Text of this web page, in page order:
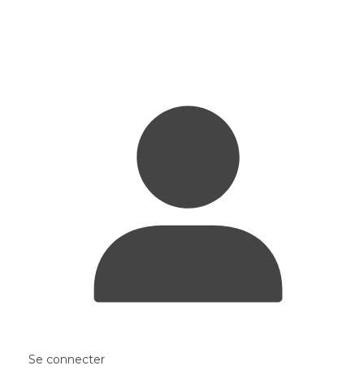
Se connecter